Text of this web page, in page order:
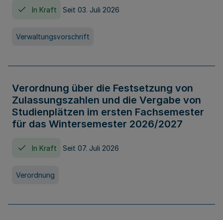
In Kraft Seit 03. Juli 2026
Verwaltungsvorschrift
Verordnung über die Festsetzung von
Zulassungszahlen und die Vergabe von
Studienplätzen im ersten Fachsemester
für das Wintersemester 2026/2027
In Kraft Seit 07. Juli 2026
Verordnung